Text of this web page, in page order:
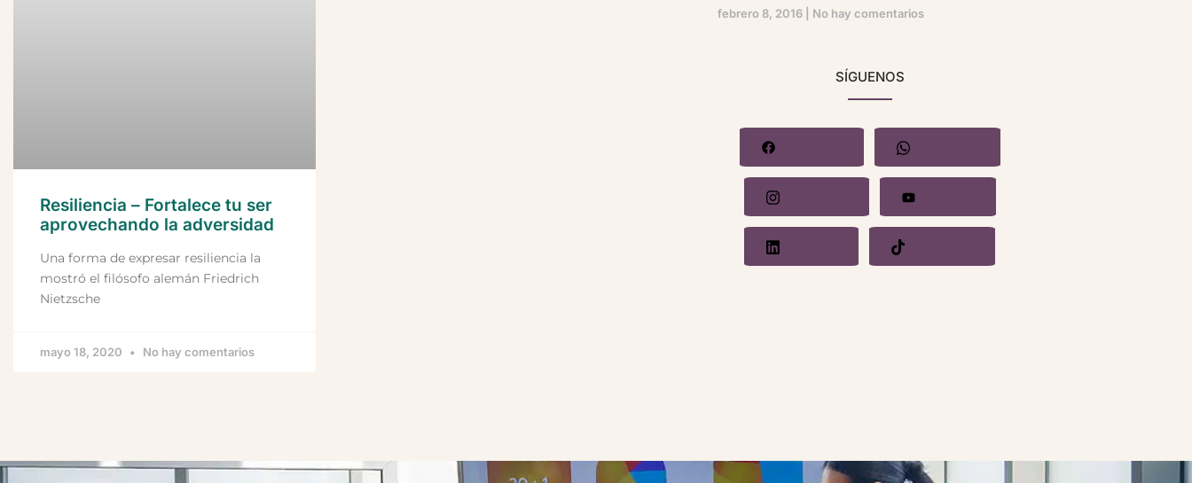
Resiliencia – Fortalece tu ser
aprovechando la adversidad
Una forma de expresar resiliencia la
mostró el filósofo alemán Friedrich
Nietzsche
mayo 18, 2020 No hay comentarios
febrero 8, 2016 No hay comentarios
SÍGUENOS
Facebook Whatsapp
Instagram YouTube